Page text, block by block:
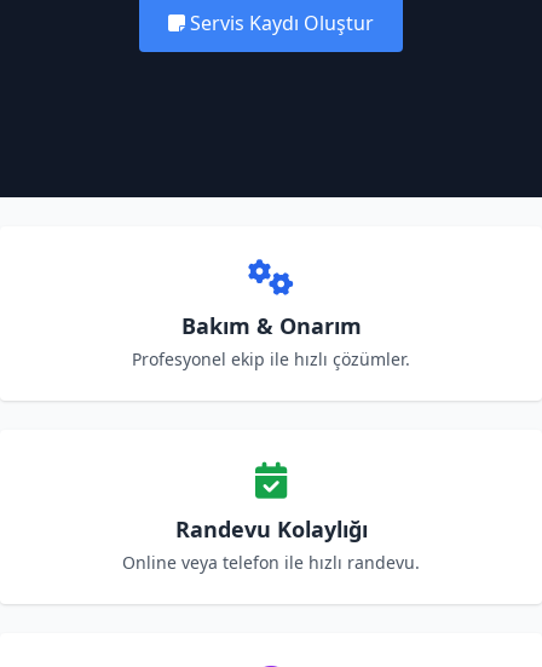
Servis Kaydı Oluştur
Bakım & Onarım
Profesyonel ekip ile hızlı çözümler.
Randevu Kolaylığı
Online veya telefon ile hızlı randevu.